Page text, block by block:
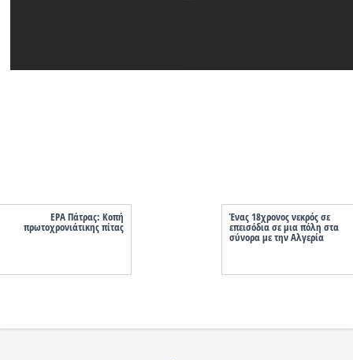
ΕΡΑ Πάτρας: Κοπή
πρωτοχρονιάτικης πίτας
Ένας 18χρονος νεκρός σε
επεισόδια σε μια πόλη στα
σύνορα με την Αλγερία